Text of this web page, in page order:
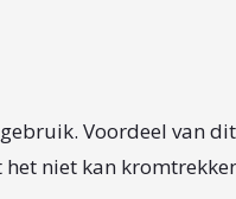
Voordeel van
niet kan